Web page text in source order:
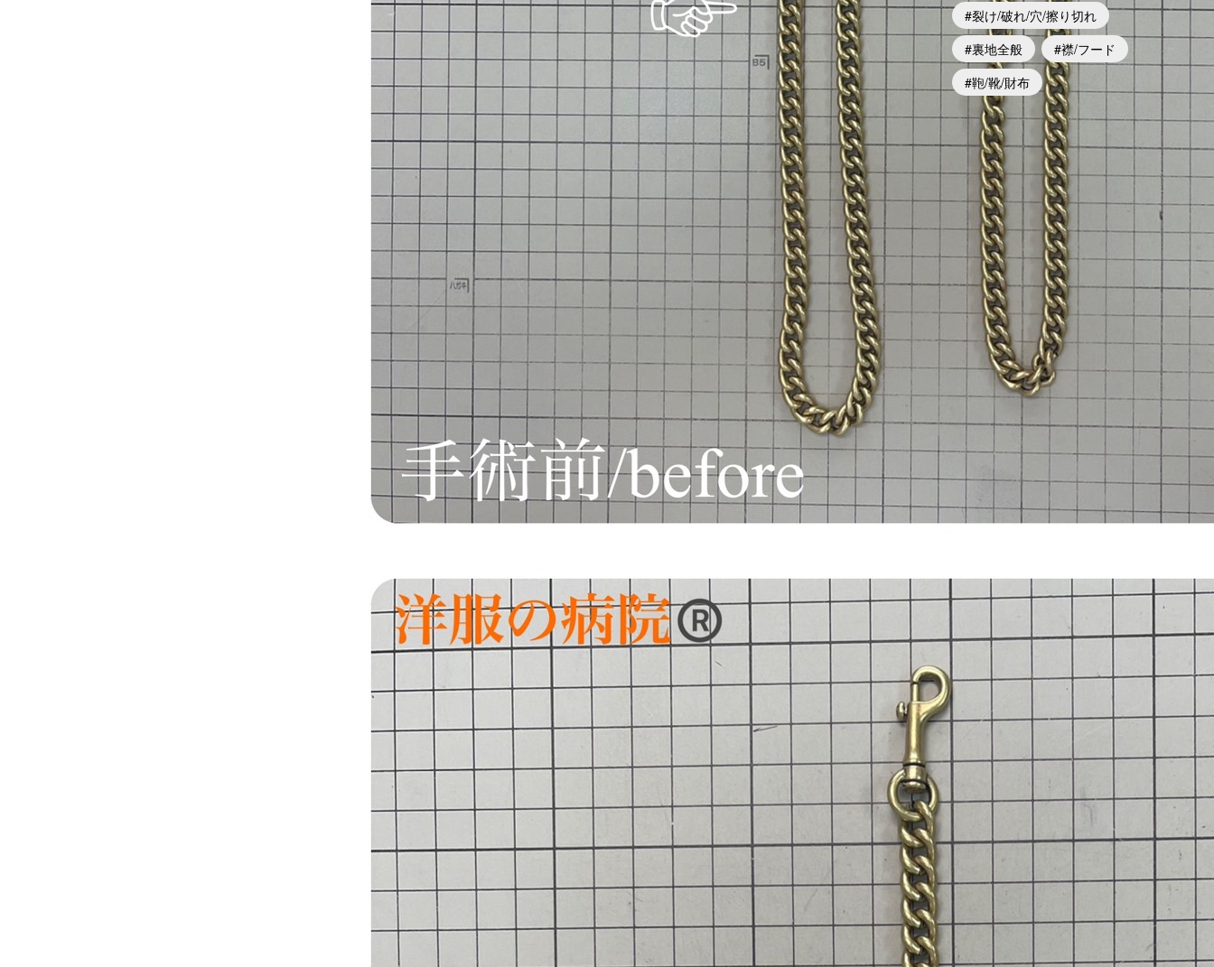
裂け/破れ/穴/擦り切れ
裏地全般
襟/フード
鞄/靴/財布